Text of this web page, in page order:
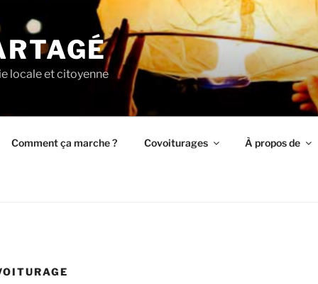
locale et citoyenne
Comment ça marche ? Covoiturages À propos de